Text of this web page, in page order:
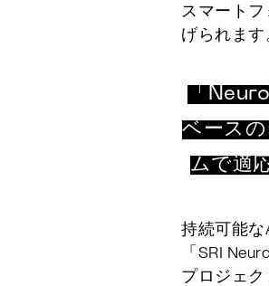
スマート
げられます
「
ベース
ムで適
持続可能な
「SRI
プロジェ